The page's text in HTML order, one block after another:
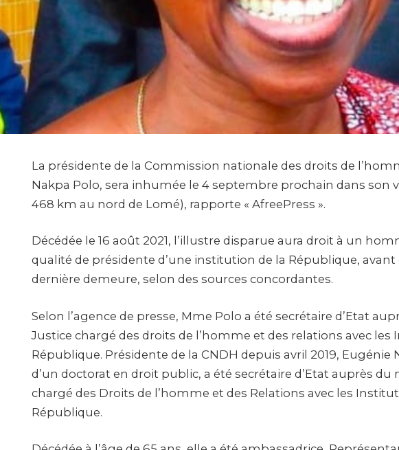
La présidente de la Commission nationale des droits de
Nakpa Polo, sera inhumée le 4 septembre prochain dans son
468 km au nord de Lomé), rapporte « AfreePress ».
Décédée le 16 août 2021, l’illustre disparue aura droit à un
qualité de présidente d’une institution de la République, avant
dernière demeure, selon des sources concordantes.
Selon l’agence de presse, Mme Polo a été secrétaire d’Etat
Justice chargé des droits de l’homme et des relations avec les
République. Présidente de la CNDH depuis avril 2019, Eugénie
d’un doctorat en droit public, a été secrétaire d’Etat auprès du
chargé des Droits de l’homme et des Relations avec les
République.